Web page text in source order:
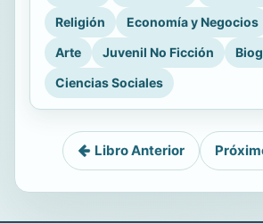
Religión
Economía y Negocios
Arte
Juvenil No Ficción
Ciencias Sociales
Libro Anterior